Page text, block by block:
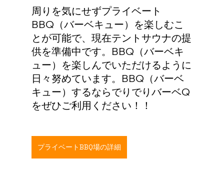
周りを気にせずプライベート
BBQ（バーベキュー）を楽しむこ
とが可能で、現在テントサウナの提
供を準備中です。BBQ（バーベキ
ュー）を楽しんでいただけるように
日々努めています。BBQ（バーベ
キュー）するならでりでりバーベQ
をぜひご利用ください！！
プライベートBBQ場の詳細